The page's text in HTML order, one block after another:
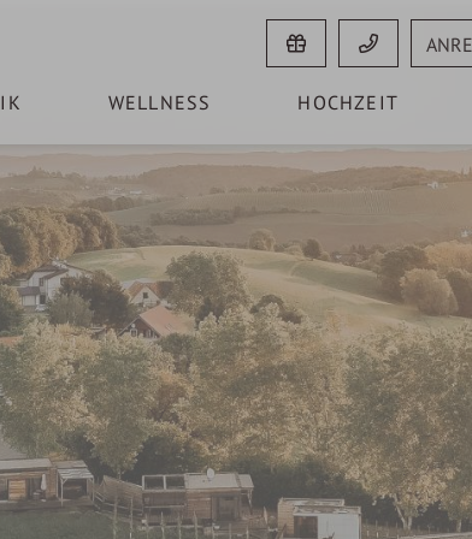
Anreise
WELLNESS HOCHZEIT